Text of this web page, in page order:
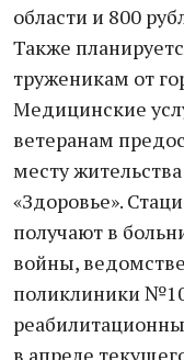
области и 800
Также
труженикам от
Медицинские
ветеранам
месту
«Здоровье».
получают в
войны,
поликлиники
в апреле